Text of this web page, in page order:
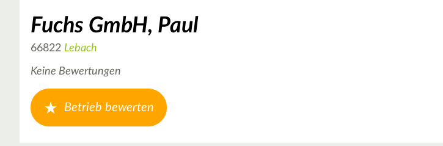
Fuchs GmbH, Paul
66822 Lebach
Keine Bewertungen
Betrieb bewerten